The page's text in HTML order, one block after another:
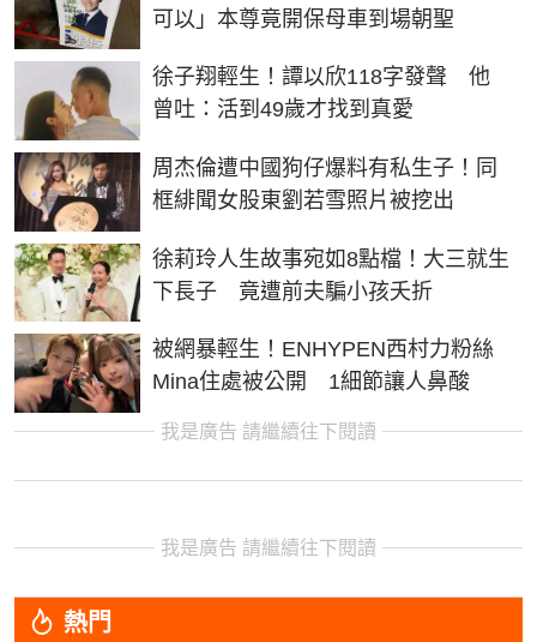
可以」本尊竟開保母車到場朝聖
徐子翔輕生！譚以欣118字發聲 他
曾吐：活到49歲才找到真愛
周杰倫遭中國狗仔爆料有私生子！同
框緋聞女股東劉若雪照片被挖出
徐莉玲人生故事宛如8點檔！大三就生
下長子 竟遭前夫騙小孩夭折
被網暴輕生！ENHYPEN西村力粉絲
Mina住處被公開 1細節讓人鼻酸
我是廣告 請繼續往下閱讀
我是廣告 請繼續往下閱讀
熱門